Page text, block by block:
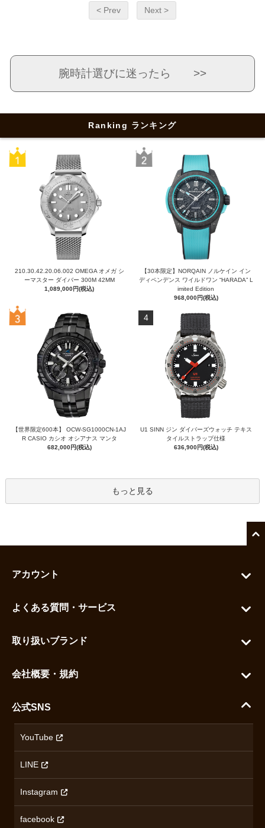
< Prev Next >
腕時計選びに迷ったら >>
Ranking ランキング
210.30.42.20.06.002 OMEGA オメガ シ
ーマスター ダイバー 300M 42MM
1,089,000円(税込)
【30本限定】NORQAIN ノルケイン イン
ディペンデンス ワイルドワン “HARADA” L
imited Edition
968,000円(税込)
【世界限定600本】 OCW-SG1000CN-1AJ
R CASIO カシオ オシアナス マンタ
682,000円(税込)
4
U1 SINN ジン ダイバーズウォッチ テキス
タイルストラップ仕様
636,900円(税込)
もっと見る
アカウント
カートを見る
お気に入りを見る
よくある質問・サービス
よくある質問
ご利用ガイド
配送・送料について
返品について
取り扱いブランド
シチズン
セイコー
カシオ
ミナセ
オリエントスター
オメガ
ショパール
ロンジン
会社概要・規約
会社概要
沿革
アクセス情報
プライバシーポリシー
公式SNS
YouTube
LINE
Instagram
facebook